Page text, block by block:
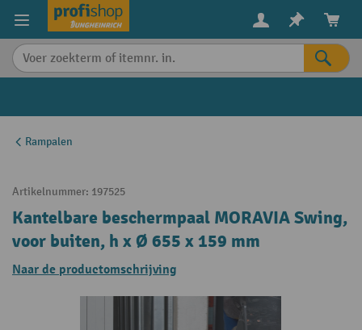
content
Rampalen
Artikelnummer: 197525
Kantelbare beschermpaal MORAVIA Swing,
voor buiten, h x Ø 655 x 159 mm
Naar de productomschrijving